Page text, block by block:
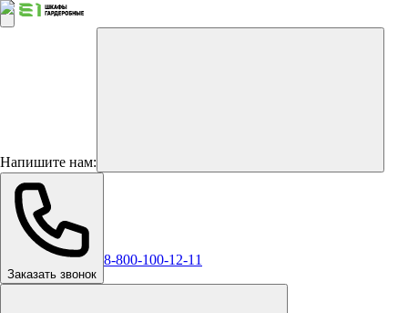
Напишите нам:
Заказать звонок
8-800-100-12-11